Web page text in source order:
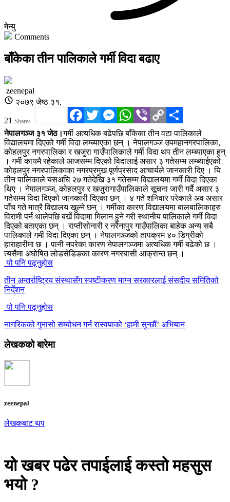
मेन्यु
Comments
बाँकेका तीन पालिकाले गर्मी विदा बढाए
zeenepal
२०७९ जेष्ठ ३१,
21 Shares
FacebookTwitterMessengerWhatsApp
Viber
Copy
Link
नेपालगञ्ज ३१ जेठ।गर्मी अत्यधिक बढेपछि बाँकेका तीन वटा पालिकाले
विद्यालयमा दिएको गर्मी विदा लम्ब्याएका छन् । नेपालगञ्ज उपमहानगरपालिका,
कोहलपुर नगरपालिका र खजुरा गाउँपालिकाले गर्मी विदा थप तीन लम्ब्याएका हुन्
। गर्मी कायमै रहेकाले आजसम्म दिएको विदालाई असार ३ गतेसम्म लम्ब्याईएको
कोहलपुर नगरपालिकाका नगरप्रमुख पूर्णप्रसाद आचार्यले जानकारी दिए । यि
तीन पालिकाले यसअघि २७ गतेदेखि ३१ गतेसम्म विद्यालयमा गर्मी विदा दिएका
थिए । नेपालगञ्ज, कोहलपुर र खजुरागाउँपालिकाले सूचना जारी गर्दै असार ३
गतेसम्म विदा दिएको जानकारी दिएका छन् । ४ गते शनिवार परेकाले अव असार
पाँच गते मात्रै विद्यालय खुल्ने छन् । गर्मीका कारण विद्यालयमा बालबालिकाहरु
विरामी पर्न थालेपछि बर्खे विदामा मिलान हुने गरी स्थानीय पालिकाले गर्मी विदा
दिएको बताएका छन् । राप्तीसोनारी र नरैनापुर गाउँपालिका बाहेक अन्य सबै
पालिकाले गर्मी विदा दिएका छन् । नेपालगञ्जको तापक्रम ४० डिग्रीको
हाराहारीमा छ । पानी नपरेका कारण नेपालगञ्जमा अत्यधिक गर्मी बढेको छ ।
त्यसैमा अघोषित लोडसेडिङका कारण नगरबासी आक्रान्त छन् ।
यो पनि पढ्नुहोस
तीन अन्तर्राष्ट्रिय संस्थासँग स्पष्टीकरण माग्न सरकारलाई संसदीय समितिको
निर्देशन
यो पनि पढ्नुहोस
नागरिकको गुनासो सम्बोधन गर्न रास्वपाको ‘हामी सुन्छौं’ अभियान
लेखकको बारेमा
zeenepal
लेखकबाट थप
यो खबर पढेर तपाईलाई कस्तो महसुस
भयो ?